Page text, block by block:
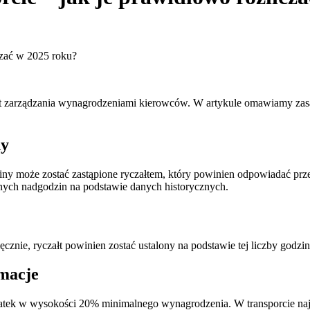
w 2025 roku?
wynagrodzeniami kierowców. W artykule omawiamy
może zostać zastąpione ryczałtem, który powinien odpowiadać
nadgodzin na podstawie danych historycznych.
ryczałt powinien zostać ustalony na podstawie tej liczby
w wysokości 20% minimalnego wynagrodzenia. W transporcie